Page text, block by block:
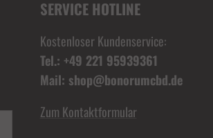
SERVICE HOTLINE
Kostenloser Kundenservice:
Tel.: +49 221 95939361
Mail: shop@bonorumcbd.de
Zum Kontaktformular